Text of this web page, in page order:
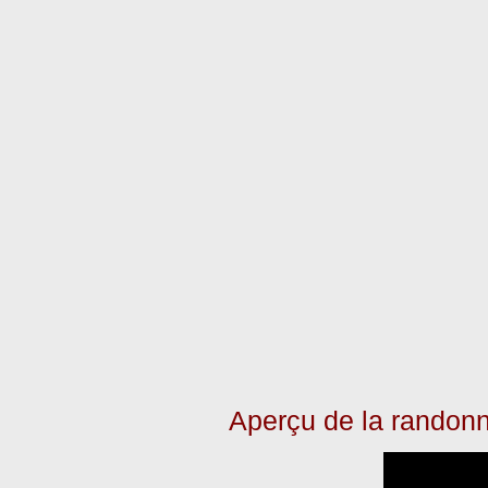
Aperçu de la